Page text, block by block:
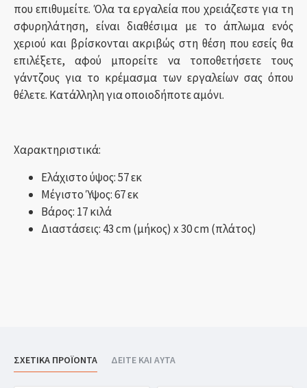
που επιθυμείτε. Όλα τα εργαλεία που χρειάζεστε για τη
σφυρηλάτηση, είναι διαθέσιμα με το άπλωμα ενός
χεριού και βρίσκονται ακριβώς στη θέση που εσείς θα
επιλέξετε, αφού μπορείτε να τοποθετήσετε τους
γάντζους για το κρέμασμα των εργαλείων σας όπου
θέλετε. Κατάλληλη για οποιοδήποτε αμόνι.
Χαρακτηριστικά:
Ελάχιστο ύψος: 57 εκ
Μέγιστο Ύψος: 67 εκ
Βάρος: 17 κιλά
Διαστάσεις: 43 cm (μήκος) x 30 cm (πλάτος)
ΣΧΕΤΙΚΑ ΠΡΟΪΟΝΤΑ ΔΕΙΤΕ ΚΑΙ ΑΥΤΑ